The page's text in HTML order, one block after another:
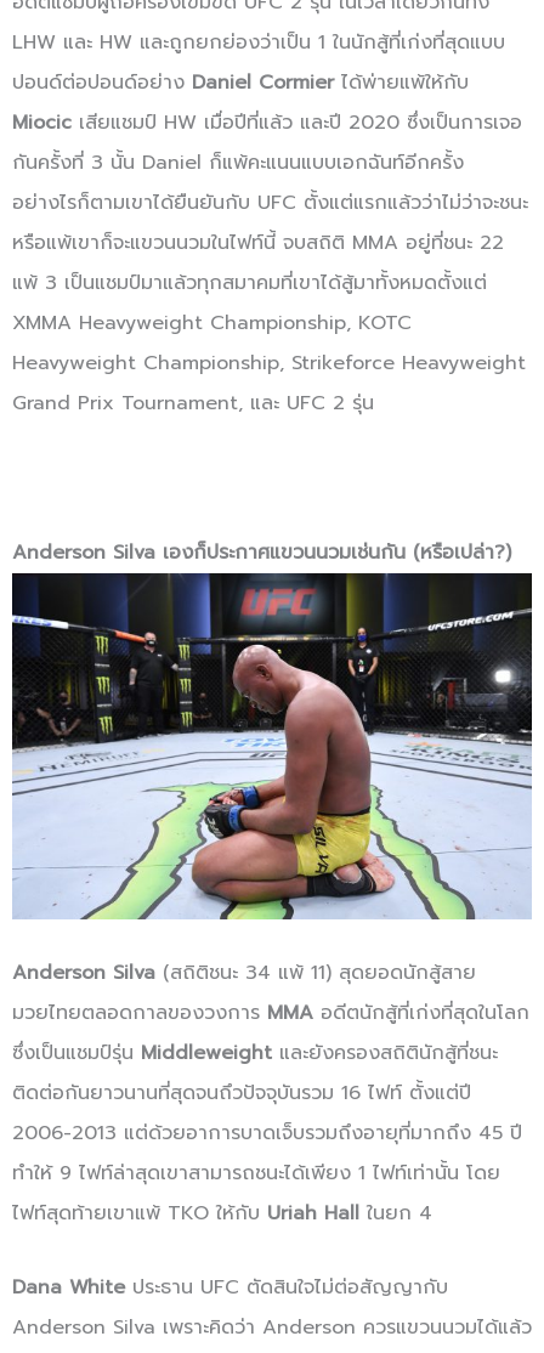
LHW และ HW และถูกยกย่องว่าเป็น 1 ในนักสู้ที่เก่งที่สุดแบบ
ปอนด์ต่อปอนด์อย่าง Daniel Cormier ได้พ่ายแพ้ให้กับ
Miocic เสียแชมป์ HW เมื่อปีที่แล้ว และปี 2020 ซึ่งเป็นการเจอ
กันครั้งที่ 3 นั้น Daniel ก็แพ้คะแนนแบบเอกฉันท์อีกครั้ง
อย่างไรก็ตามเขาได้ยืนยันกับ UFC ตั้งแต่แรกแล้วว่าไม่ว่าจะชนะ
หรือแพ้เขาก็จะแขวนนวมในไฟท์นี้ จบสถิติ MMA อยู่ที่ชนะ 22
แพ้ 3 เป็นแชมป์มาแล้วทุกสมาคมที่เขาได้สู้มาทั้งหมดตั้งแต่
XMMA Heavyweight Championship, KOTC
Heavyweight Championship, Strikeforce Heavyweight
Grand Prix Tournament, และ UFC 2 รุ่น
Anderson Silva เองก็ประกาศแขวนนวมเช่นกัน (หรือเปล่า?)
Anderson Silva (สถิติชนะ 34 แพ้ 11) สุดยอดนักสู้สาย
มวยไทยตลอดกาลของวงการ MMA อดีตนักสู้ที่เก่งที่สุดในโลก
ซึ่งเป็นแชมป์รุ่น Middleweight และยังครองสถิตินักสู้ที่ชนะ
ติดต่อกันยาวนานที่สุดจนถึวปัจจุบันรวม 16 ไฟท์ ตั้งแต่ปี
2006-2013 แต่ด้วยอาการบาดเจ็บรวมถึงอายุที่มากถึง 45 ปี
ทำให้ 9 ไฟท์ล่าสุดเขาสามารถชนะได้เพียง 1 ไฟท์เท่านั้น โดย
ไฟท์สุดท้ายเขาแพ้ TKO ให้กับ Uriah Hall ในยก 4
Dana Whiteประธาน UFC ตัดสินใจไม่ต่อสัญญากับ
Anderson Silva เพราะคิดว่า Anderson ควรแขวนนวมได้แล้ว